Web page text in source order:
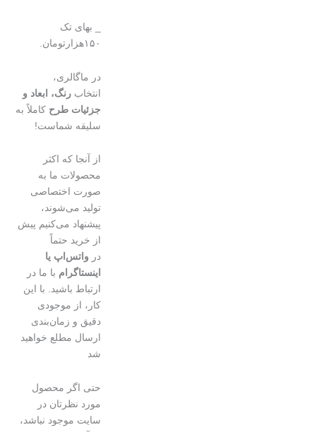
_ بهای تک
در ماگالری،
انتخابرنگ، ابعاد و
جزئیات طرحکاملاً به
سلیقه شماست!
از آنجا که اکثر
محصولات ما به
صورت اختصاصی
تولید می‌شوند،
پیشنهاد می‌کنیم پیش
از خرید حتماً
واتس‌اپ یا
اینستاگرامبا ما در
ارتباط باشید. با این
کار، از موجودی
دقیق و زمان‌بندی
ارسال مطلع خواهید
حتی اگر محصول
مورد نظرتان در
سایت موجود نباشد،